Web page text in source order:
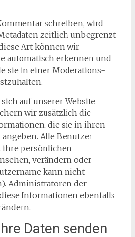
schreiben, wird
zeitlich unbegrenzt
Art können wir
automatisch erkennen und
sie in einer Moderations-
auf unserer Website
wir zusätzlich die
die sie in ihren
Alle Benutzer
ihre persönlichen
verändern oder
kann nicht
Administratoren der
Informationen ebenfalls
Daten senden